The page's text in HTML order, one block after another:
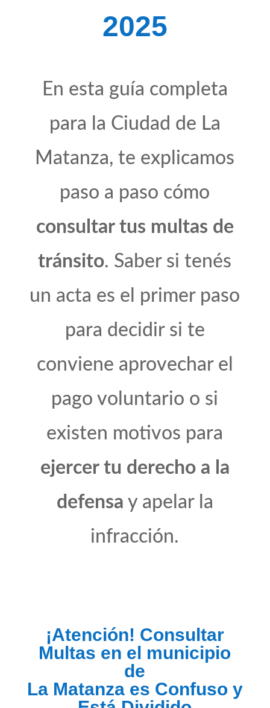
2025
En esta guía completa
para la Ciudad de La
Matanza, te explicamos
paso a paso cómo
consultar tus multas de
tránsito. Saber si tenés
un acta es el primer paso
para decidir si te
conviene aprovechar el
pago voluntario o si
existen motivos para
ejercer tu derecho a la
defensa y apelar la
infracción.
¡Atención! Consultar
Multas en el municipio
de
La Matanza es Confuso y